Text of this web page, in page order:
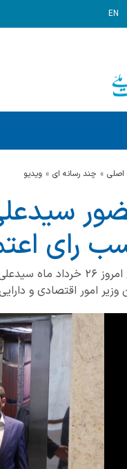
EN
چند رسانه ای ویدیو
رای
صبح امروز ۲۶
وزیر امور اقتصادی و